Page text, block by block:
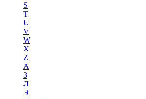
S
T
U
V
W
X
Z
А
З
Л
Э